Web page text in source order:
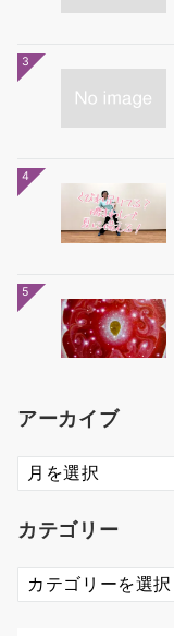
3
4
5
アーカイブ
ア
ー
イ
カテゴリー
カ
テ